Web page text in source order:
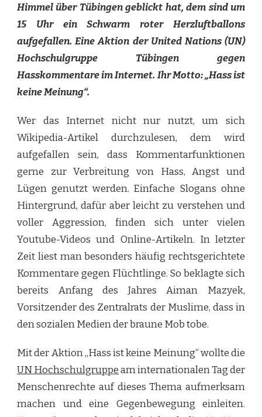
Himmel über Tübingen geblickt hat, dem sind um
15 Uhr ein Schwarm roter Herzluftballons
aufgefallen. Eine Aktion der United Nations (UN)
Hochschulgruppe Tübingen gegen
Hasskommentare im Internet. Ihr Motto: „Hass ist
keine Meinung“.
Wer das Internet nicht nur nutzt, um sich
Wikipedia-Artikel durchzulesen, dem wird
aufgefallen sein, dass Kommentarfunktionen
gerne zur Verbreitung von Hass, Angst und
Lügen genutzt werden. Einfache Slogans ohne
Hintergrund, dafür aber leicht zu verstehen und
voller Aggression, finden sich unter vielen
Youtube-Videos und Online-Artikeln. In letzter
Zeit liest man besonders häufig rechtsgerichtete
Kommentare gegen Flüchtlinge. So beklagte sich
bereits Anfang des Jahres Aiman Mazyek,
Vorsitzender des Zentralrats der Muslime, dass in
den sozialen Medien der braune Mob tobe.
Mit der Aktion „Hass ist keine Meinung“ wollte die
UN Hochschulgruppeam internationalen Tag der
Menschenrechte auf dieses Thema aufmerksam
machen und eine Gegenbewegung einleiten.